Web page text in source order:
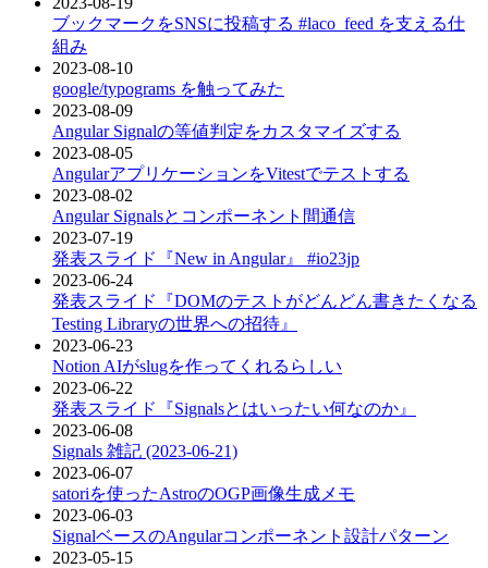
ブックマークをSNSに投稿する #laco_feed を支える仕
組み
2023-08-10
google/typograms を触ってみた
2023-08-09
Angular Signalの等値判定をカスタマイズする
2023-08-05
AngularアプリケーションをVitestでテストする
2023-08-02
Angular Signalsとコンポーネント間通信
2023-07-19
発表スライド『New in Angular』 #io23jp
2023-06-24
発表スライド『DOMのテストがどんどん書きたくなる
Testing Libraryの世界への招待』
2023-06-23
Notion AIがslugを作ってくれるらしい
2023-06-22
発表スライド『Signalsとはいったい何なのか』
2023-06-08
Signals 雑記 (2023-06-21)
2023-06-07
satoriを使ったAstroのOGP画像生成メモ
2023-06-03
SignalベースのAngularコンポーネント設計パターン
2023-05-15